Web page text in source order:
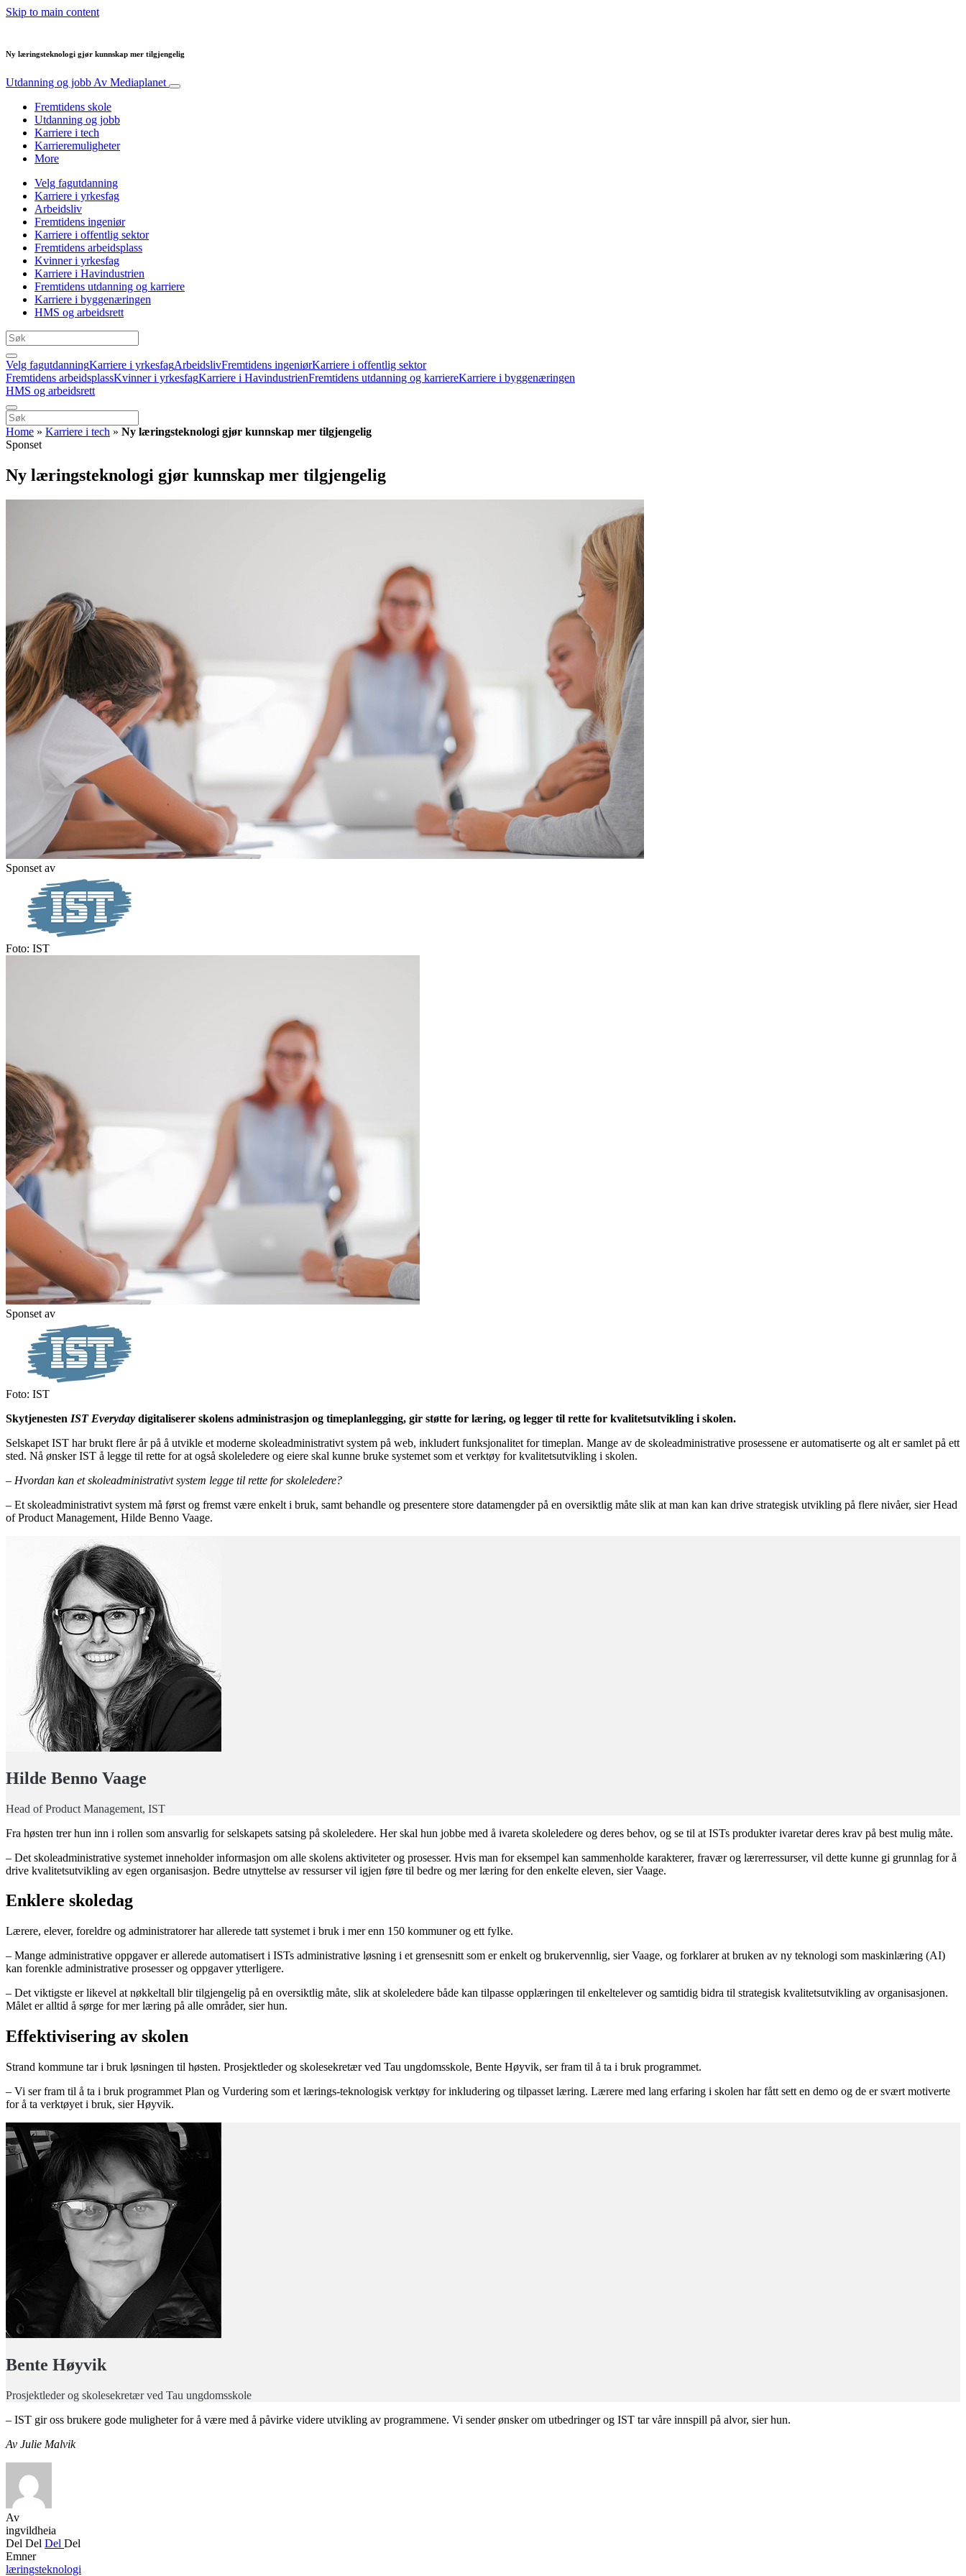
Skip to main content
Ny læringsteknologi gjør kunnskap mer tilgjengelig
Utdanning og jobb Av Mediaplanet
Fremtidens skole
Utdanning og jobb
Karriere i tech
Karrieremuligheter
More
Velg fagutdanning
Karriere i yrkesfag
Arbeidsliv
Fremtidens ingeniør
Karriere i offentlig sektor
Fremtidens arbeidsplass
Kvinner i yrkesfag
Karriere i Havindustrien
Fremtidens utdanning og karriere
Karriere i byggenæringen
HMS og arbeidsrett
Velg fagutdanningKarriere i yrkesfagArbeidslivFremtidens ingeniørKarriere i offentlig sektor
Fremtidens arbeidsplassKvinner i yrkesfagKarriere i HavindustrienFremtidens utdanning og karriereKarriere i byggenæringen
HMS og arbeidsrett
Home » Karriere i tech » Ny læringsteknologi gjør kunnskap mer tilgjengelig
Sponset
Ny læringsteknologi gjør kunnskap mer tilgjengelig
Sponset av
Foto: IST
Sponset av
Foto: IST
Skytjenesten IST Everyday digitaliserer skolens administrasjon og timeplanlegging, gir støtte for læring, og legger til rette for kvalitetsutvikling i skolen.
Selskapet IST har brukt flere år på å utvikle et moderne skoleadministrativt system på web, inkludert funksjonalitet for timeplan. Mange av de skoleadministrative prosessene er automatiserte og alt er samlet på ett
sted. Nå ønsker IST å legge til rette for at også skoleledere og eiere skal kunne bruke systemet som et verktøy for kvalitetsutvikling i skolen.
– Hvordan kan et skoleadministrativt system legge til rette for skoleledere?
– Et skoleadministrativt system må først og fremst være enkelt i bruk, samt behandle og presentere store datamengder på en oversiktlig måte slik at man kan kan drive strategisk utvikling på flere nivåer, sier Head
of Product Management, Hilde Benno Vaage.
Hilde Benno Vaage
Head of Product Management, IST
Fra høsten trer hun inn i rollen som ansvarlig for selskapets satsing på skoleledere. Her skal hun jobbe med å ivareta skoleledere og deres behov, og se til at ISTs produkter ivaretar deres krav på best mulig måte.
– Det skoleadministrative systemet inneholder informasjon om alle skolens aktiviteter og prosesser. Hvis man for eksempel kan sammenholde karakterer, fravær og lærerressurser, vil dette kunne gi grunnlag for å
drive kvalitetsutvikling av egen organisasjon. Bedre utnyttelse av ressurser vil igjen føre til bedre og mer læring for den enkelte eleven, sier Vaage.
Enklere skoledag
Lærere, elever, foreldre og administratorer har allerede tatt systemet i bruk i mer enn 150 kommuner og ett fylke.
– Mange administrative oppgaver er allerede automatisert i ISTs administrative løsning i et grensesnitt som er enkelt og brukervennlig, sier Vaage, og forklarer at bruken av ny teknologi som maskinlæring (AI)
kan forenkle administrative prosesser og oppgaver ytterligere.
– Det viktigste er likevel at nøkkeltall blir tilgjengelig på en oversiktlig måte, slik at skoleledere både kan tilpasse opplæringen til enkeltelever og samtidig bidra til strategisk kvalitetsutvikling av organisasjonen.
Målet er alltid å sørge for mer læring på alle områder, sier hun.
Effektivisering av skolen
Strand kommune tar i bruk løsningen til høsten. Prosjektleder og skolesekretær ved Tau ungdomsskole, Bente Høyvik, ser fram til å ta i bruk programmet.
– Vi ser fram til å ta i bruk programmet Plan og Vurdering som et lærings-teknologisk verktøy for inkludering og tilpasset læring. Lærere med lang erfaring i skolen har fått sett en demo og de er svært motiverte
for å ta verktøyet i bruk, sier Høyvik.
Bente Høyvik
Prosjektleder og skolesekretær ved Tau ungdomsskole
– IST gir oss brukere gode muligheter for å være med å påvirke videre utvikling av programmene. Vi sender ønsker om utbedringer og IST tar våre innspill på alvor, sier hun.
Av Julie Malvik
Av
ingvildheia
Del Del Del Del
Emner
læringsteknologi